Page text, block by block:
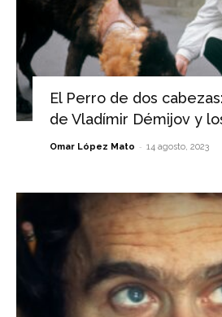
El Perro de dos
de Vladímir Démijov y
Omar López Mato - 14 agosto, 2023